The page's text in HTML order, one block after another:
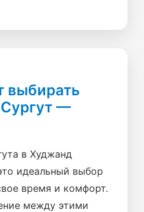
выбирать
—
в Худжанд
идеальный выбор
время и комфорт.
между этими